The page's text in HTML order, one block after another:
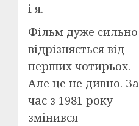
і я.
Фільм дуже сильно
відрізняється від
перших чотирьох.
Але це не дивно. За
час з 1981 року
змінився